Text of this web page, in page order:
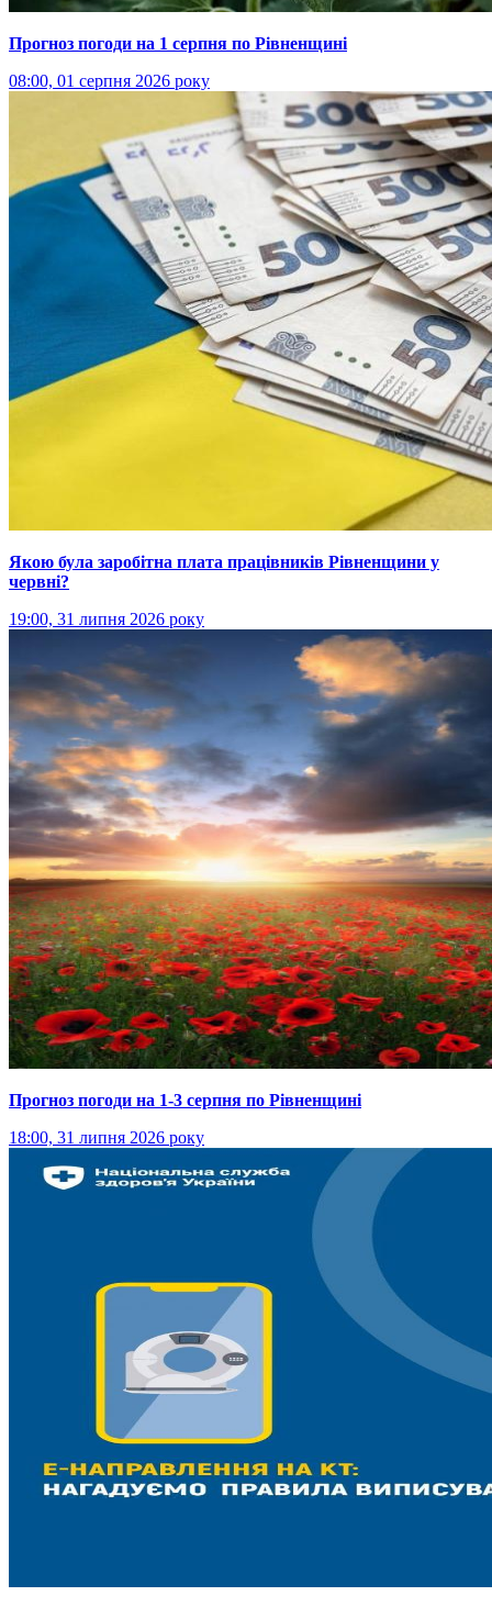
Прогноз погоди на 1 серпня по Рівненщині
08:00, 01 серпня 2026 року
Якою була заробітна плата працівників Рівненщини у
червні?
19:00, 31 липня 2026 року
Прогноз погоди на 1-3 серпня по Рівненщині
18:00, 31 липня 2026 року